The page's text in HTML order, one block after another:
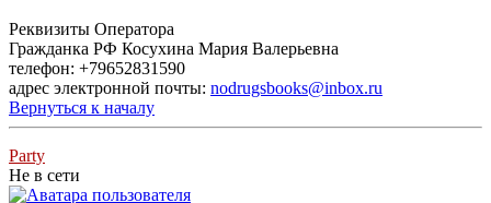
Реквизиты Оператора
Гражданка РФ Косухина Мария Валерьевна
телефон: +79652831590
адрес электронной почты: nodrugsbooks@inbox.ru
Вернуться к началу
Party
Не в сети